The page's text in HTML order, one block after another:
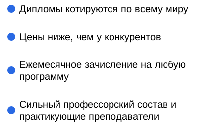
Дипломы котируются по всему миру
Цены ниже, чем у конкурентов
Ежемесячное зачисление на любую
программу
Сильный профессорский состав и
практикующие преподаватели